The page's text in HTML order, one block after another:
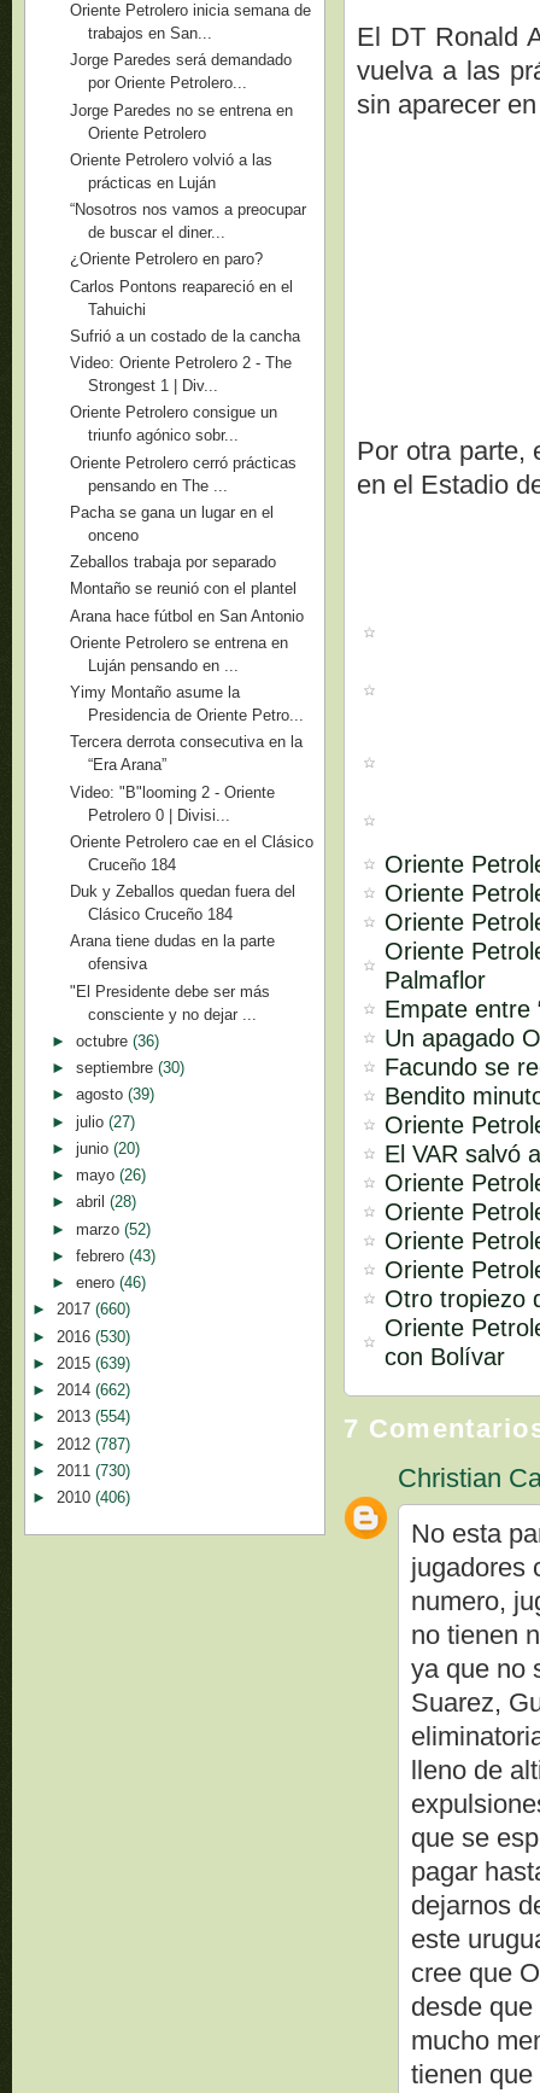
El DT Ronald
vuelva a las
sin aparecer
Por otra parte,
en el Estadio
Oriente
Oriente
Oriente
Oriente
Palmaflor
Empate entre
Un apagado
Facundo se
Bendito
Oriente
El VAR salvó
Oriente
Oriente
Oriente
Oriente
Otro tropiezo
Oriente
con Bolívar
7
Christian
No esta
jugadores
numero,
no tienen
ya que no
Suarez,
lleno de
que se
pagar
dejarnos
este
cree que
desde
mucho
tienen que
Oriente Petrolero inicia semana de
trabajos en San...
Jorge Paredes será demandado
por Oriente Petrolero...
Jorge Paredes no se entrena en
Oriente Petrolero
Oriente Petrolero volvió a las
prácticas en Luján
“Nosotros nos vamos a preocupar
de buscar el diner...
¿Oriente Petrolero en paro?
Carlos Pontons reapareció en el
Tahuichi
Sufrió a un costado de la cancha
Video: Oriente Petrolero 2 - The
Strongest 1 | Div...
Oriente Petrolero consigue un
triunfo agónico sobr...
Oriente Petrolero cerró prácticas
pensando en The ...
Pacha se gana un lugar en el
onceno
Zeballos trabaja por separado
Montaño se reunió con el plantel
Arana hace fútbol en San Antonio
Oriente Petrolero se entrena en
Luján pensando en ...
Yimy Montaño asume la
Presidencia de Oriente Petro...
Tercera derrota consecutiva en la
“Era Arana”
Video: "B"looming 2 - Oriente
Petrolero 0 | Divisi...
Oriente Petrolero cae en el Clásico
Cruceño 184
Duk y Zeballos quedan fuera del
Clásico Cruceño 184
Arana tiene dudas en la parte
ofensiva
"El Presidente debe ser más
consciente y no dejar ...
► octubre (36)
► septiembre (30)
► agosto (39)
► julio (27)
► junio (20)
► mayo (26)
► abril (28)
► marzo (52)
► febrero (43)
► enero (46)
► 2017 (660)
► 2016 (530)
► 2015 (639)
► 2014 (662)
► 2013 (554)
► 2012 (787)
► 2011 (730)
► 2010 (406)